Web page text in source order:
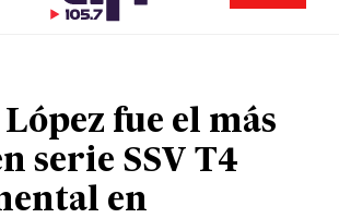
fue el más
serie SSV T4
en